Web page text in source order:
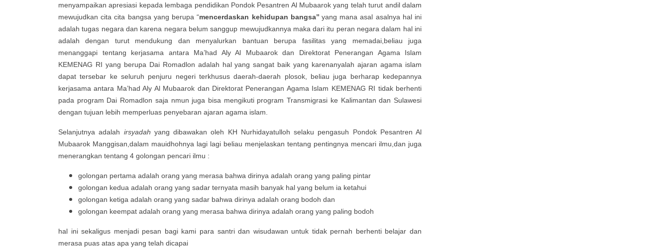
menyampaikan apresiasi kepada lembaga pendidikan Pondok Pesantren Al Mubaarok yang telah turut andil dalam
mewujudkan cita cita bangsa yang berupa “mencerdaskan kehidupan bangsa’’ yang mana asal asalnya hal ini
adalah tugas negara dan karena negara belum sanggup mewujudkannya maka dari itu peran negara dalam hal ini
adalah dengan turut mendukung dan menyalurkan bantuan berupa fasilitas yang memadai,beliau juga
menanggapi tentang kerjasama antara Ma’had Aly Al Mubaarok dan Direktorat Penerangan Agama Islam
KEMENAG RI yang berupa Dai Romadlon adalah hal yang sangat baik yang karenanyalah ajaran agama islam
dapat tersebar ke seluruh penjuru negeri terkhusus daerah-daerah plosok, beliau juga berharap kedepannya
kerjasama antara Ma’had Aly Al Mubaarok dan Direktorat Penerangan Agama Islam KEMENAG RI tidak berhenti
pada program Dai Romadlon saja nmun juga bisa mengikuti program Transmigrasi ke Kalimantan dan Sulawesi
dengan tujuan lebih memperluas penyebaran ajaran agama islam.
Selanjutnya adalah irsyadah yang dibawakan oleh KH Nurhidayatulloh selaku pengasuh Pondok Pesantren Al
Mubaarok Manggisan,dalam mauidhohnya lagi lagi beliau menjelaskan tentang pentingnya mencari ilmu,dan juga
menerangkan tentang 4 golongan pencari ilmu :
golongan pertama adalah orang yang merasa bahwa dirinya adalah orang yang paling pintar
golongan kedua adalah orang yang sadar ternyata masih banyak hal yang belum ia ketahui
golongan ketiga adalah orang yang sadar bahwa dirinya adalah orang bodoh dan
golongan keempat adalah orang yang merasa bahwa dirinya adalah orang yang paling bodoh
hal ini sekaligus menjadi pesan bagi kami para santri dan wisudawan untuk tidak pernah berhenti belajar dan
merasa puas atas apa yang telah dicapai